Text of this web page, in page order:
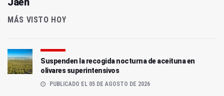
MÁS VISTO HOY
Suspenden la recogida nocturna de aceituna en
olivares superintensivos
PUBLICADO EL 05 DE AGOSTO DE 2026